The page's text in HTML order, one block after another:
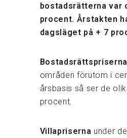
bostadsrätterna var
procent. Årstakten
dagsläget på + 7
Bostadsrättspriserna
områden förutom i
årsbasis så ser de
procent.
Villapriserna under